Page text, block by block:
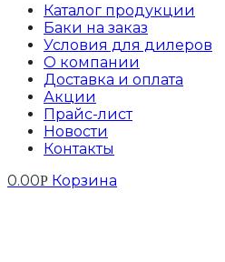
Каталог продукции
Баки на заказ
Условия для дилеров
О компании
Доставка и оплата
Акции
Прайс-лист
Новости
Контакты
0.00Р Корзина